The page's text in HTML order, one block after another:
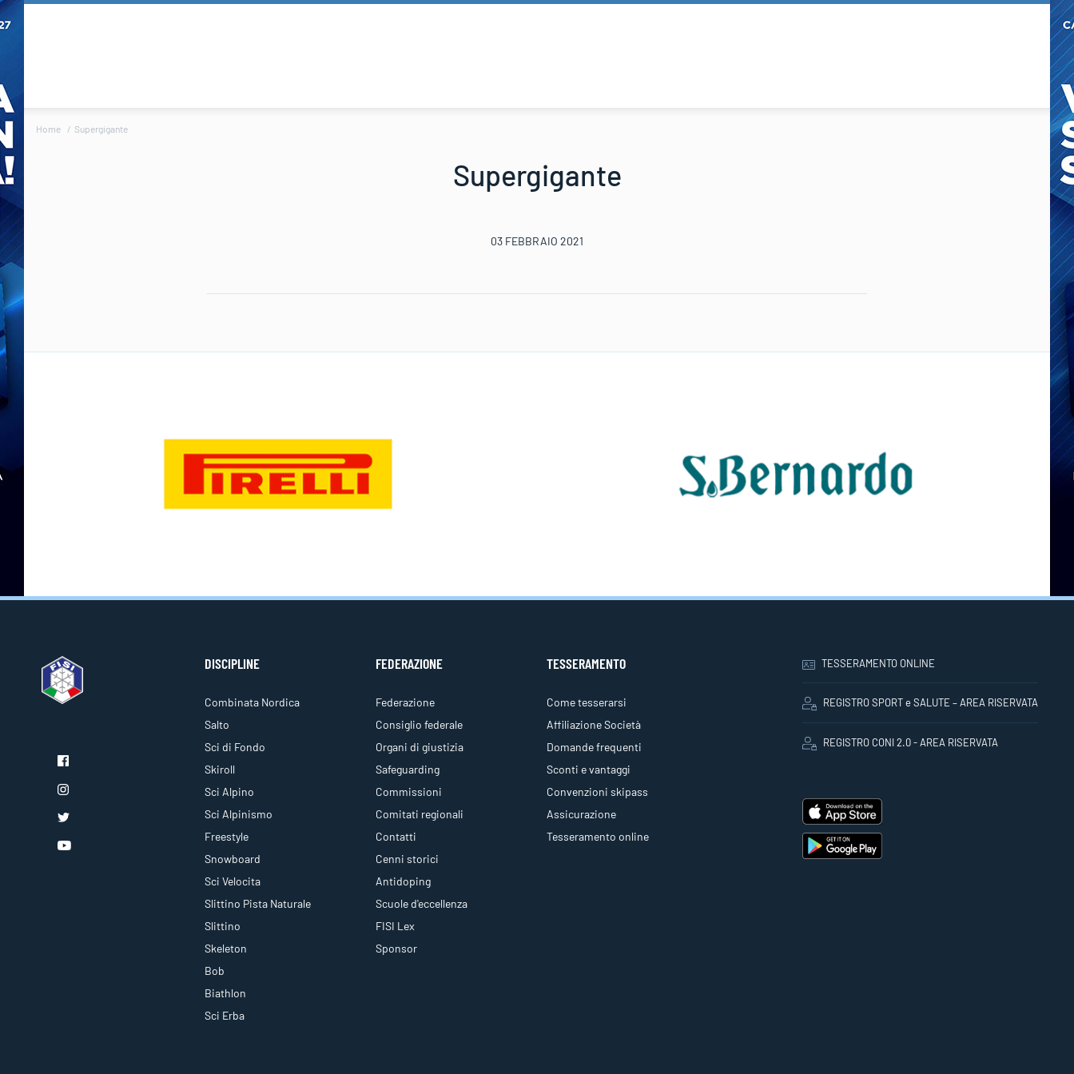
Home Supergigante
Supergigante
03 FEBBRAIO 2021
DISCIPLINE
Combinata Nordica
Salto
Sci di Fondo
Skiroll
Sci Alpino
Sci Alpinismo
Freestyle
Snowboard
Sci Velocita
Slittino Pista Naturale
Slittino
Skeleton
Bob
Biathlon
Sci Erba
FEDERAZIONE
Federazione
Consiglio federale
Organi di giustizia
Safeguarding
Commissioni
Comitati regionali
Contatti
Cenni storici
Antidoping
Scuole d'eccellenza
FISI Lex
Sponsor
TESSERAMENTO
Come tesserarsi
Affiliazione Società
Domande frequenti
Sconti e vantaggi
Convenzioni skipass
Assicurazione
Tesseramento online
TESSERAMENTO ONLINE
REGISTRO SPORT e SALUTE – AREA RISERVATA
REGISTRO CONI 2.0 - AREA RISERVATA